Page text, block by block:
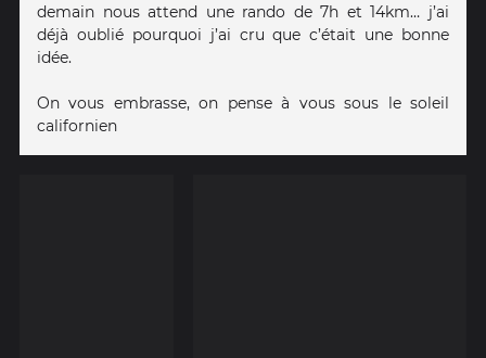
demain nous attend une rando de 7h et 14km… j’ai
déjà oublié pourquoi j’ai cru que c’était une bonne
idée.
On vous embrasse, on pense à vous sous le soleil
californien